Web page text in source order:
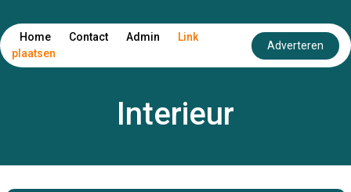
Home Contact Admin
Link
plaatsen
Adverteren
Interieur